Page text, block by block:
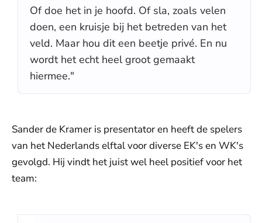
Of doe het in je hoofd. Of sla, zoals velen
doen, een kruisje bij het betreden van het
veld. Maar hou dit een beetje privé. En nu
wordt het echt heel groot gemaakt
hiermee."
Sander de Kramer is presentator en heeft de spelers
van het Nederlands elftal voor diverse EK's en WK's
gevolgd. Hij vindt het juist wel heel positief voor het
team: